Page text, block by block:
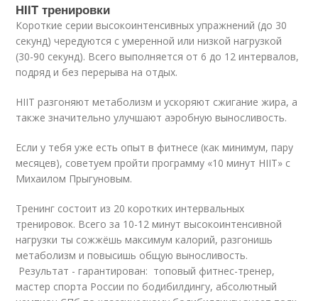
HIIT тренировки
Короткие серии высокоинтенсивных упражнений (до 30
секунд) чередуются с умеренной или низкой нагрузкой
(30-90 секунд). Всего выполняется от 6 до 12 интервалов,
подряд и без перерыва на отдых.
HIIT разгоняют метаболизм и ускоряют сжигание жира, а
также значительно улучшают аэробную выносливость.
Если у тебя уже есть опыт в фитнесе (как минимум, пару
месяцев), советуем пройти программу «10 минут HIIT» с
Михаилом Прыгуновым.
Тренинг состоит из 20 коротких интервальных
тренировок. Всего за 10-12 минут высокоинтенсивной
нагрузки ты сожжёшь максимум калорий, разгонишь
метаболизм и повысишь общую выносливость.
Результат - гарантирован: топовый фитнес-тренер,
мастер спорта России по бодибилдингу, абсолютный